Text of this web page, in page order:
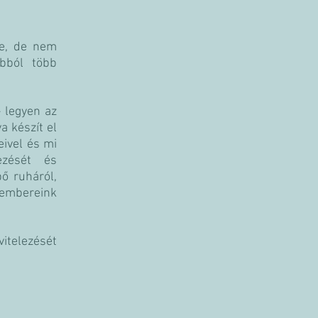
de nem
több
az
készít el
és mi
és
ruháról,